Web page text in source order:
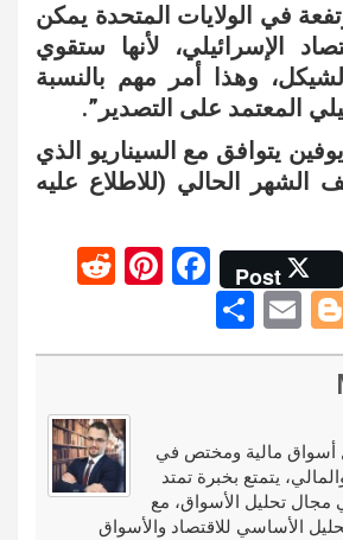
في الولايات المتحدة يمكن
الإسرائيلي، لأنها ستقوي
وهذا أمر مهم بالنسبة
المعتمد على التصدير”.
يتوافق مع السيناريو الذي
الحالي (للاطلاع عليه
Post
F
ce
o
k
Pi
er
t
d
t
M
Bl
o
er
E
m
h
أسواق مالية ومختص في
يتمتع بخبرة تمتد
عامًا في مجال تحليل الأسواق، مع
الأساسي للاقتصاد والأسواق